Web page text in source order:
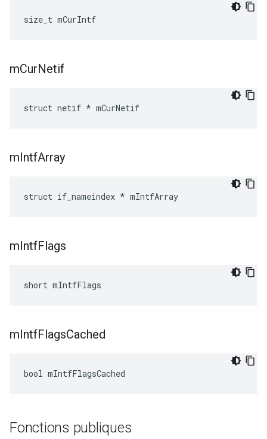
size_t mCurIntf
mCurNetif
struct netif * mCurNetif
mIntfArray
struct if_nameindex * mIntfArray
mIntfFlags
short mIntfFlags
mIntfFlagsCached
bool mIntfFlagsCached
Fonctions publiques